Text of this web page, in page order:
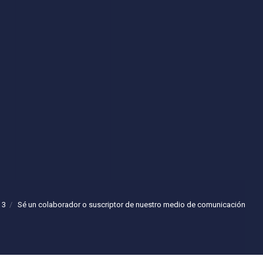
Sé un colaborador o suscriptor de nuestro medio de comunicación